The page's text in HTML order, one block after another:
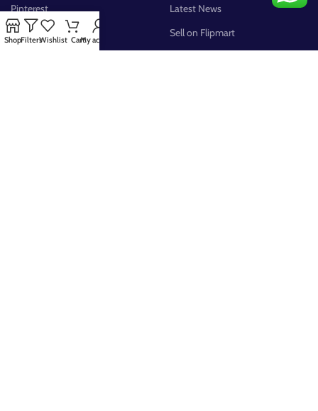
Pinterest
FB Group
Latest News
Sell on Flipmart
ShopFiltersWishlist CartMy account